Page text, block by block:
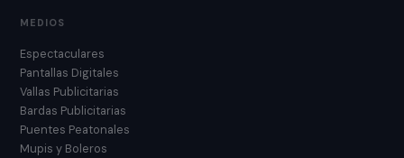
MEDIOS
Espectaculares
Pantallas Digitales
Vallas Publicitarias
Bardas Publicitarias
Puentes Peatonales
Mupis y Boleros